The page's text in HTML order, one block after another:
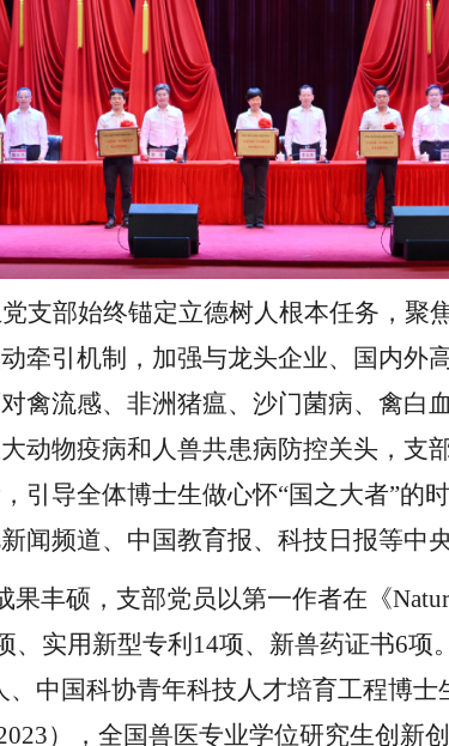
支部始终锚定立德树人根本任务，聚
牵引 机制 ， 加强与龙头企业、 国内外
禽流感、 非洲猪瘟、 沙门菌病、 禽白
动物疫病和 人兽共患病防控关头， 支
引导全体博士生做心怀“国之大者”的
闻频道、中国教育报、科技日报等中
果丰硕，支部党员以第一作者在《
、实用新型专利14项、新兽药证书6项
、中国科协青年科技人才培育工程博
），全国兽医专业学位研究生创新